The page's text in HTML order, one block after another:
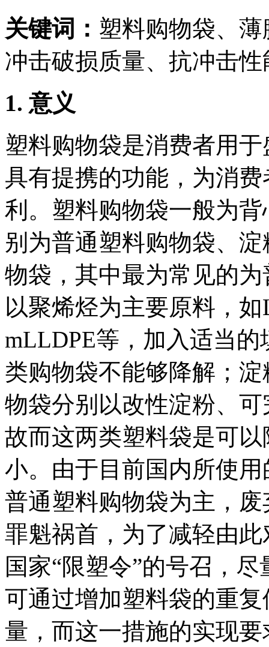
关键词： 塑料购物袋、
冲击破损质量、抗冲击性
1. 意义
塑料购物袋是消费者用
具有提携的功能，为消
利。塑料购物袋一般为
别为普通塑料购物袋、
物袋，其中最为常见的
以聚烯烃为主要原料，
mLLDPE等，加入适当
类购物袋不能够降解；
物袋分别以改性淀粉、
故而这两类塑料袋是可
小。由于目前国内所使
普通塑料购物袋为主，
罪魁祸首，为了减轻由
国家“限塑令”的号召，
可通过增加塑料袋的重
量，而这一措施的实现